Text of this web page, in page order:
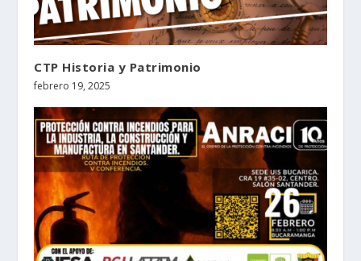
CTP Historia y Patrimonio
febrero 19, 2025